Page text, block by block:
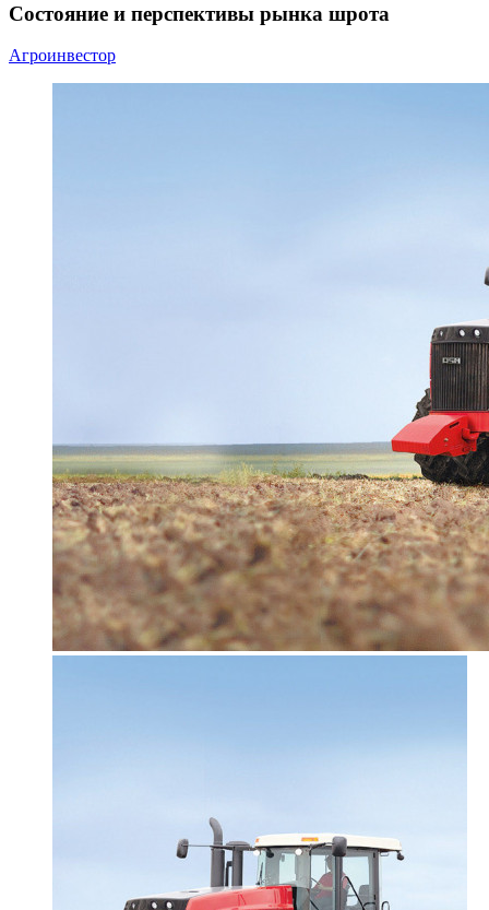
Состояние и перспективы рынка шрота
Агроинвестор